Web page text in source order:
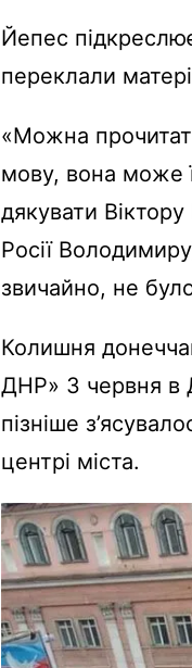
Йепес
переклали
«Можна
мову, вона може
дякувати
Росії
звичайно, не
Колишня
ДНР» 3 червня в
пізніше
центрі міста.